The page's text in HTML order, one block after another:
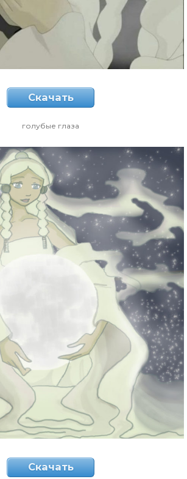
Скачать
голубые глаза
Скачать